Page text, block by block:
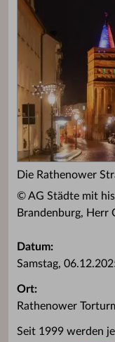
Die Rathenower
© AG Städte mit
Brandenburg, Herr
Datum:
Samstag,
Ort:
Rathenower
Seit 1999 werden